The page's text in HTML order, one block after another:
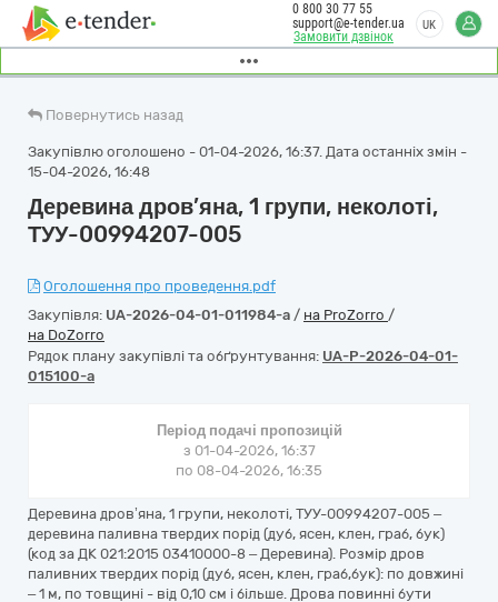
Замовити дзвінок
0 800 30 77 55
support@e-tender.ua
UK
Повернутись назад
Закупівлю оголошено - 01-04-2026, 16:37. Дата останніх змін -
15-04-2026, 16:48
Деревина дров’яна, 1 групи, неколоті,
ТУУ-00994207-005
Оголошення про проведення.pdf
Закупівля: UA-2026-04-01-011984-a / на ProZorro /
на DoZorro
Рядок плану закупівлі та обґрунтування: UA-P-2026-04-01-
015100-a
Період подачі пропозицій
з 01-04-2026, 16:37
по 08-04-2026, 16:35
Деревина дров’яна, 1 групи, неколоті, ТУУ-00994207-005 –
деревина паливна твердих порід (дуб, ясен, клен, граб, бук)
(код за ДК 021:2015 03410000-8 – Деревина). Розмір дров
паливних твердих порід (дуб, ясен, клен, граб,бук): по довжині
– 1 м, по товщині - від 0,10 см і більше. Дрова повинні бути